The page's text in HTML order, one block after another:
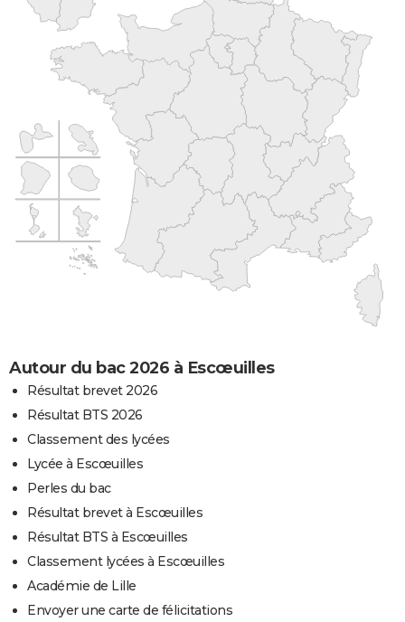
Autour du bac 2026 à Escœuilles
Résultat brevet 2026
Résultat BTS 2026
Classement des lycées
Lycée à Escœuilles
Perles du bac
Résultat brevet à Escœuilles
Résultat BTS à Escœuilles
Classement lycées à Escœuilles
Académie de Lille
Envoyer une carte de félicitations